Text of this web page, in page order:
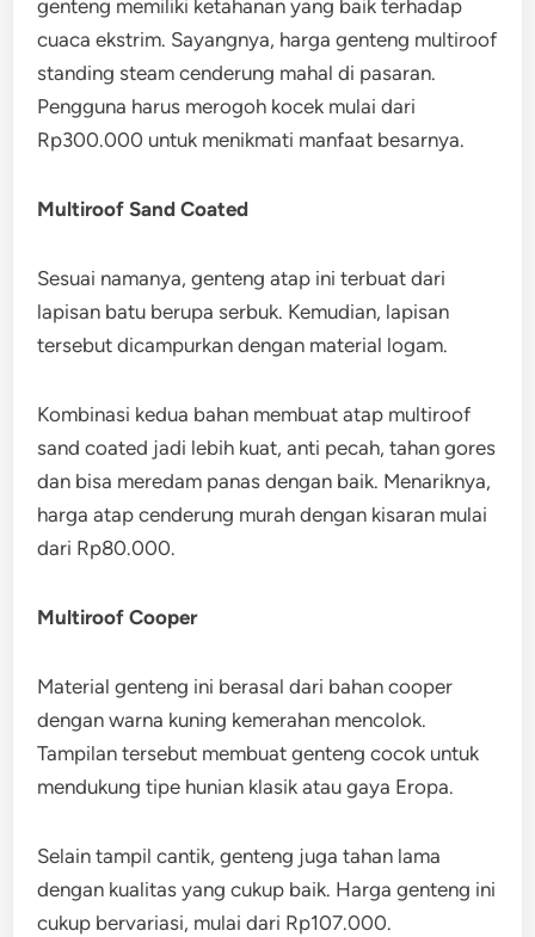
genteng memiliki ketahanan yang baik terhadap
cuaca ekstrim. Sayangnya, harga genteng multiroof
standing steam cenderung mahal di pasaran.
Pengguna harus merogoh kocek mulai dari
Rp300.000 untuk menikmati manfaat besarnya.
Multiroof Sand Coated
Sesuai namanya, genteng atap ini terbuat dari
lapisan batu berupa serbuk. Kemudian, lapisan
tersebut dicampurkan dengan material logam.
Kombinasi kedua bahan membuat atap multiroof
sand coated jadi lebih kuat, anti pecah, tahan gores
dan bisa meredam panas dengan baik. Menariknya,
harga atap cenderung murah dengan kisaran mulai
dari Rp80.000.
Multiroof Cooper
Material genteng ini berasal dari bahan cooper
dengan warna kuning kemerahan mencolok.
Tampilan tersebut membuat genteng cocok untuk
mendukung tipe hunian klasik atau gaya Eropa.
Selain tampil cantik, genteng juga tahan lama
dengan kualitas yang cukup baik. Harga genteng ini
cukup bervariasi, mulai dari Rp107.000.